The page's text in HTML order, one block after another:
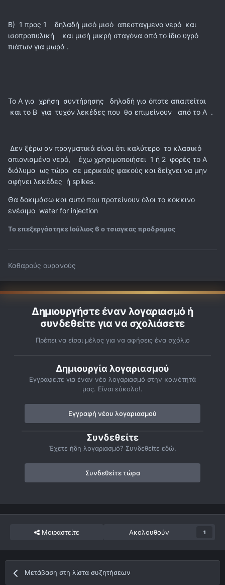
Β) 1 προς 1 δηλαδή μισό μισό απεσταγμενο νερό και
ισοπροπυλική και μισή μικρή σταγόνα από το ίδιο υγρό
πιάτων για μωρά .
Το Α για χρήση συντήρησης δηλαδή για όποτε απαιτείται
και το Β για τυχόν λεκέδες που θα επιμείνουν από το Α .
Δεν ξέρω αν πραγματικά είναι ότι καλύτερο το κλασικό
απιονισμένο νερό, έχω χρησιμοποιήσει 1 ή 2 φορές το Α
διάλυμα ως τώρα σε μερικούς φακούς και δείχνει να μην
αφήνει λεκέδες ή spikes.
Θα δοκιμάσω και αυτό που προτείνουν όλοι το κόκκινο
ενέσιμο water for injection
Το επεξεργάστηκε Ιούλιος 6 ο τσιαγκας προδρομος
Καθαρούς ουρανούς
Δημιουργήστε έναν λογαριασμό ή
συνδεθείτε για να σχολιάσετε
Πρέπει να είσαι μέλος για να αφήσεις ένα σχόλιο
Δημιουργία λογαριασμού
Εγγραφείτε για έναν νέο λογαριασμό στην κοινότητά
μας. Είναι εύκολο!.
Εγγραφή νέου λογαριασμού
Συνδεθείτε
Έχετε ήδη λογαριασμό? Συνδεθείτε εδώ.
Συνδεθείτε τώρα
Μοιραστείτε Ακολουθούν 1
Μετάβαση στη λίστα συζητήσεων